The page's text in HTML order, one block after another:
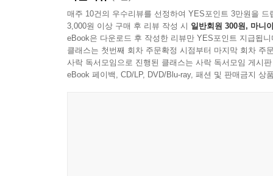
매주 10건의 우수리뷰를 선정하여 YES포인트 3만원을 드
3,000원 이상 구매 후 리뷰 작성 시 일반회원 300원, 마니
eBook은 다운로드 후 작성한 리뷰만 YES포인트 지급됩니
클래스는 첫번째 회차 주문확정 시점부터 마지막 회차 주
사락 독서모임으로 진행된 클래스는 사락 독서모임 게시
eBook 페이백, CD/LP, DVD/Blu-ray, 패션 및 판매금지 상